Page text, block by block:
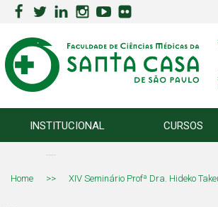
INSTITUCIONAL CURSOS
Home >> XIV Seminário Profª Dra. Hideko